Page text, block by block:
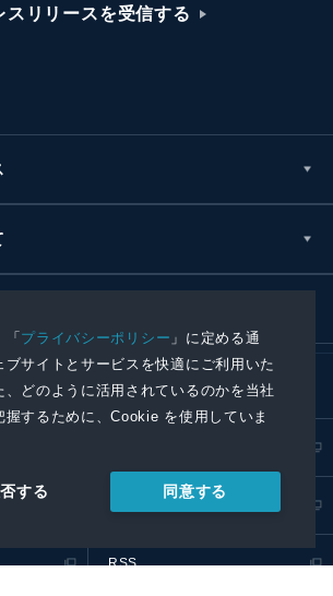
「プライバシーポリシー 」に定める通
ブサイトとサービスを快適にご利用いた
、どのように活用されているのかを当社
握するために、Cookie を使用していま
する 同意する
スリリースを受信する
プレスリリース取扱基準
RSS